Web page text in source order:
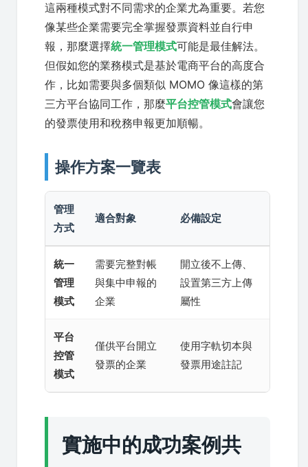
這兩種模式對不同需求的企業尤為重要。若您
像某些企業需要完全掌握發票資料並自行申
報，那麼選擇統一管理模式可能是最佳解法。
但假如您的業務模式是基於電商平台的高度合
作，比如需要與多個類似 MOMO 像這樣的第
三方平台協同工作，那麼平台控管模式會讓您
的發票使用和稅務申報更加順暢。
操作方案一覽表
管理
方式
適合對象 必備設定
統一
管理
模式
需要完整對帳
與集中申報的
企業
開立後不上傳、
設置第三方上傳
屬性
平台
控管
模式
僅供平台開立
發票的企業
使用字軌切本與
發票用途註記
實施中的成功案例共